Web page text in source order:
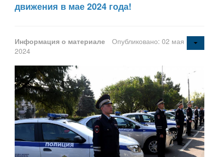
движения в мае 2024 года!
Информация о материале
Опубликовано: 02 мая
2024